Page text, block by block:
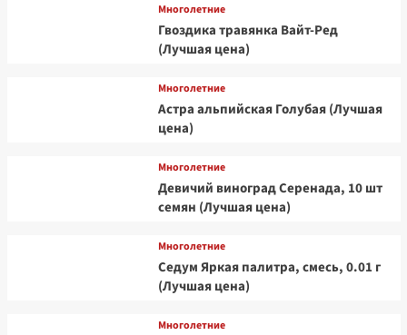
Многолетние
Гвоздика травянка Вайт-Ред
(Лучшая цена)
Многолетние
Астра альпийская Голубая (Лучшая
цена)
Многолетние
Девичий виноград Серенада, 10 шт
семян (Лучшая цена)
Многолетние
Седум Яркая палитра, смесь, 0.01 г
(Лучшая цена)
Многолетние